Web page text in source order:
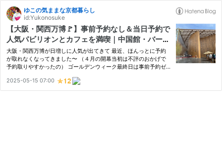
ゆこの気ままな京都暮らし
id:Yukonosuke
【大阪・関西万博🚩】事前予約なし＆当日予約で
人気パビリオンとカフェを満喫｜中国館・バーレ
ーン館の攻略方法
大阪・関西万博が日増しに人気が出てきて 最近、ほんっとに予約
が取れなくなってきました〜 （４月の開幕当初は不評のおかげで
予約取りやすかったの） ゴールデンウィーク最終日は事前予約ゼ
しなきゃの焦りに取り憑かれてた自分から 解放されたら気持ちも…
2025-05-15 07:00